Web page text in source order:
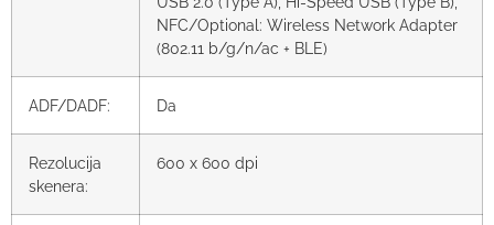
NFC/Optional: Wireless Network Adapter
(802.11 b/g/n/ac + BLE)
ADF/DADF: Da
Rezolucija
skenera:
600 x 600 dpi